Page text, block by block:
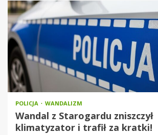
POLICJA WANDALIZM
Wandal z Starogardu zniszczył
klimatyzator i trafił za kratki!